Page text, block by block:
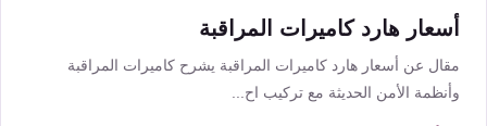
أسعار هارد كاميرات المراقبة
مقال عن أسعار هارد كاميرات المراقبة يشرح كاميرات المراقبة
وأنظمة الأمن الحديثة مع تركيب اح...